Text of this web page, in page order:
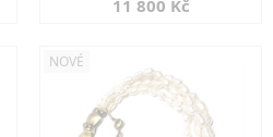
11 800 Kč
NOVÉ